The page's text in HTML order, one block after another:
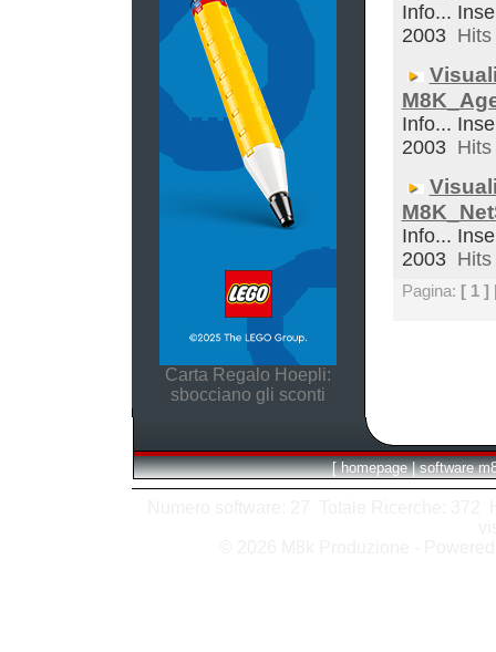
Carta Regalo Hoepli:
sbocciano gli sconti
Info...
2003
Info...
2003
Info...
2003
Pagina: [ 1 ]
[ homepage | software